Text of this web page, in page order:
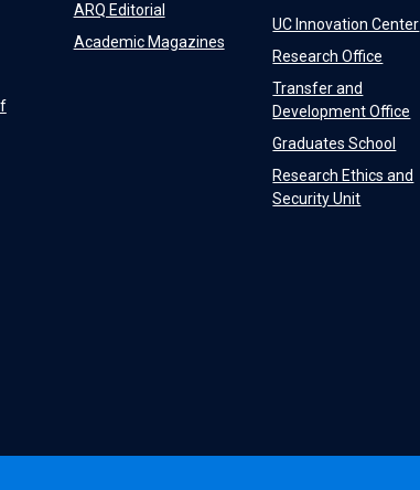
ARQ Editorial
Academic Magazines
UC Innovation Center
Research Office
Transfer and
Development Office
Graduates School
Research Ethics and
Security Unit